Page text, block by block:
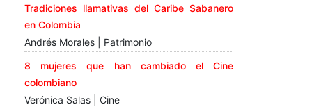
Tradiciones llamativas del Caribe Sabanero
en Colombia
Andrés Morales | Patrimonio
8 mujeres que han cambiado el Cine
colombiano
Verónica Salas | Cine